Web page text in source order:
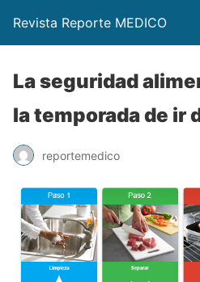
Revista Reporte MEDICO
La seguridad
la temporada de ir
reportemedico